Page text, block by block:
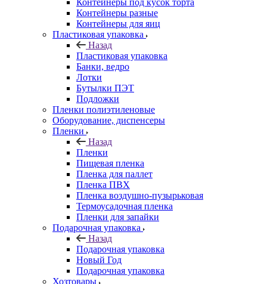
Контейнеры под кусок торта
Контейнеры разные
Контейнеры для яиц
Пластиковая упаковка
Назад
Пластиковая упаковка
Банки, ведро
Лотки
Бутылки ПЭТ
Подложки
Пленки полиэтиленовые
Оборудование, диспенсеры
Пленки
Назад
Пленки
Пищевая пленка
Пленка для паллет
Пленка ПВХ
Пленка воздушно-пузырьковая
Термоусадочная пленка
Пленки для запайки
Подарочная упаковка
Назад
Подарочная упаковка
Новый Год
Подарочная упаковка
Хозтовары